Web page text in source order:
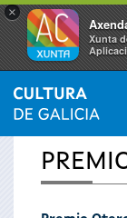
×
Xunta
Vostede
está
INICIO